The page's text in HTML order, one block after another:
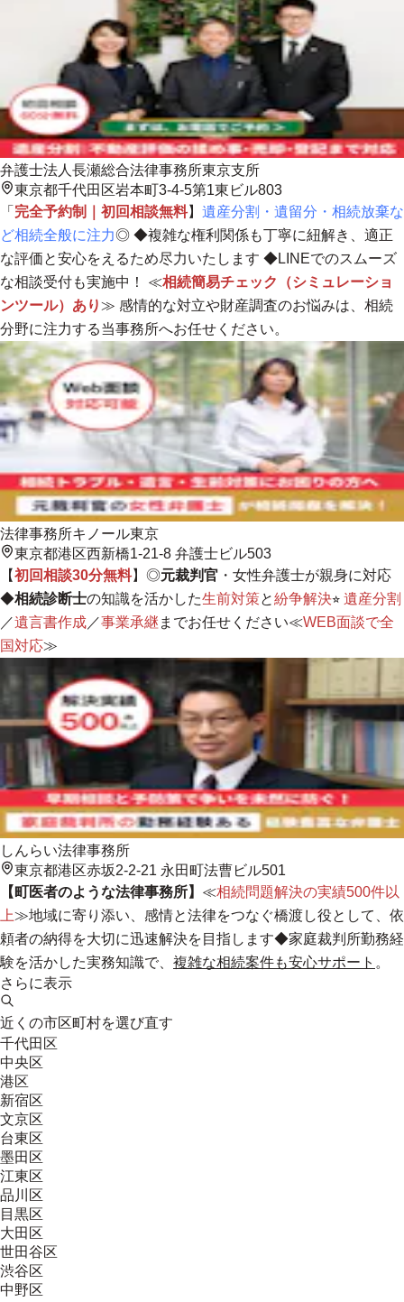
弁護士法人長瀬総合法律事務所東京支所
東京都千代田区岩本町3-4-5第1東ビル803
「 完全予約制｜初回相談無料】 遺産分割・遺留分・相続放棄な
ど相続全般に注力◎ ◆複雑な権利関係も丁寧に紐解き、適正
な評価と安心をえるため尽力いたします ◆LINEでのスムーズ
な相談受付も実施中！ ≪相続簡易チェック（シミュレーショ
ンツール）あり≫ 感情的な対立や財産調査のお悩みは、 相続
分野に注力する当事務所へお任せください。
法律事務所キノール東京
東京都港区西新橋1-21-8 弁護士ビル503
【初回相談30分無料】◎元裁判官 ・女性弁護士が親身に対応
◆相続診断士の知識を活かした生前対策と紛争解決⭐︎ 遺産分割
／遺言書作成 ／事業承継 までお任せください≪WEB面談で全
国対応≫
しんらい法律事務所
東京都港区赤坂2-2-21 永田町法曹ビル501
【町医者のような法律事務所】 ≪相続問題解決の実績500件以
上≫地域に寄り添い、感情と法律をつなぐ橋渡し役として、依
頼者の納得を大切に迅速解決を目指します◆家庭裁判所勤務経
験を活かした実務知識で、 複雑な相続案件も安心サポート 。
さらに表示
近くの市区町村を選び直す
千代田区
中央区
港区
新宿区
文京区
台東区
墨田区
江東区
品川区
目黒区
大田区
世田谷区
渋谷区
中野区